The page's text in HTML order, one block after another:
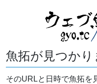
魚拓が見つかり
そのURLと日時で魚拓を